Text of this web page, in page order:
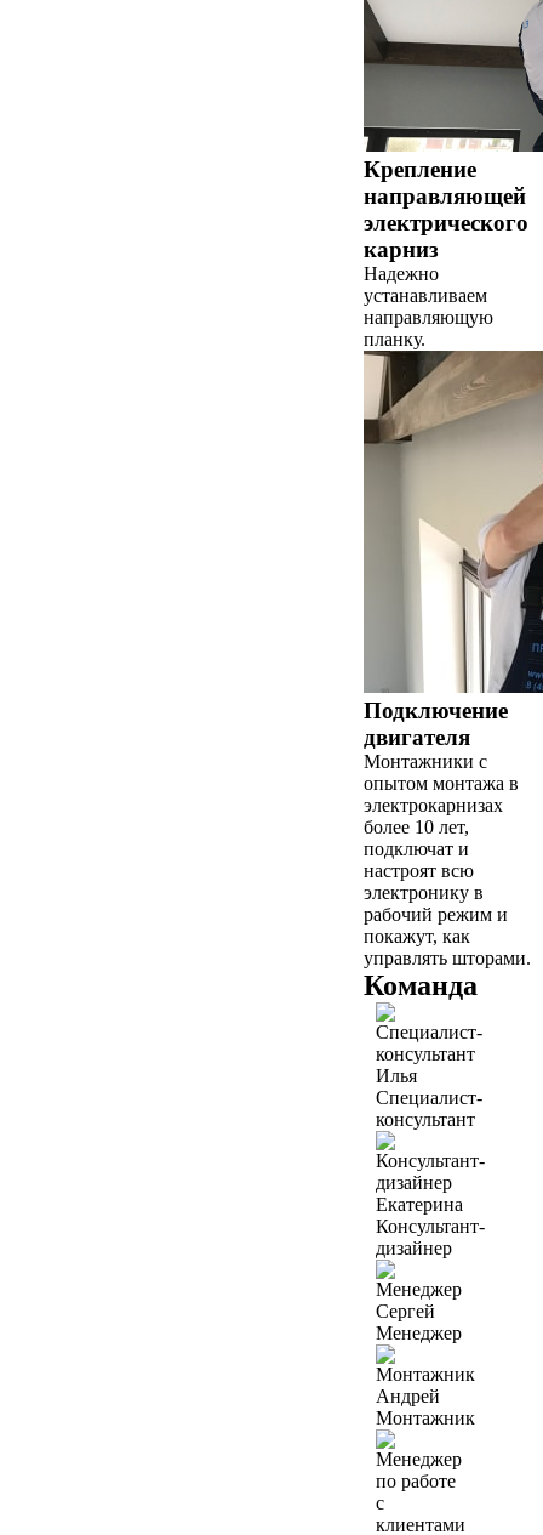
Крепление
направляющей
электрического
карниз
Надежно
устанавливаем
направляющую
планку.
Подключение
двигателя
Монтажники с
опытом монтажа в
электрокарнизах
более 10 лет,
подключат и
настроят всю
электронику в
рабочий режим и
покажут, как
управлять шторами.
Команда
Илья
Специалист-
консультант
Екатерина
Консультант-
дизайнер
Сергей
Менеджер
Андрей
Монтажник